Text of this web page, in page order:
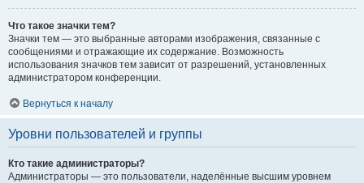
Что такое значки тем?
Значки тем — это выбранные авторами изображения, связанные с
сообщениями и отражающие их содержание. Возможность
использования значков тем зависит от разрешений, установленных
администратором конференции.
Вернуться к началу
Уровни пользователей и группы
Кто такие администраторы?
Администраторы — это пользователи, наделённые высшим уровнем